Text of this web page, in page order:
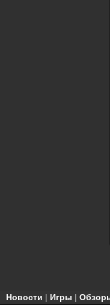
Новости | Игры |